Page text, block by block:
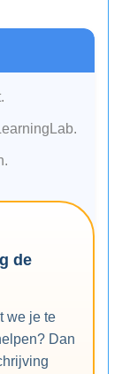
de
we je te
Dan